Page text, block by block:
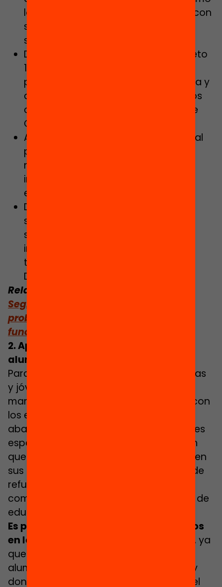
la plena gratuidad de la educación con
suficiencia financiera de los centros
sostenidos con fondos públicos.
Desplegar progresivamente el Decreto
11/2021, de 16 de febrero, de la
programación de la oferta educativa y
del procedimiento de admisión en los
centros del Servicio de Educación de
Cataluña.
Aumentar las dotaciones de personal
para reducir ratios, atender las
necesidades de complejidad e
inclusión, y solucionar déficits
estructurales.
Desplegar, impulsar y hacer
seguimiento del Pacto contra la
segregación escolar en Cataluña
incorporando esta perspectiva en
todos los programas del
Departamento.
Relacionado: Lee el monográfico
Segregación escolar: ¿cuál es el
problema y qué políticas municipales
funcionan?
2. Apoyo educativo para que ningún
alumno se quede atrás
Para garantizar que todos los niños, niñas
y jóvenes tengan éxito educativo y
mantengan su motivación y el vínculo con
los estudios, hay que ofrecer un amplio
abanico de apoyos educativos. Acciones
especiales de orientación y tutorización
que ayuden a los alumnos a escoger bien
sus itinerarios educativos, actividades de
refuerzo puntual para alcanzar
competencias clave o aulas y servicios de
educación inclusiva, entro otros.
Es prioritario concentrar estos recursos
en los centros de mayor complejidad , ya
que es donde se concentra más
alumnado con necesidades de apoyo y
donde es más fundamental apuntalar el